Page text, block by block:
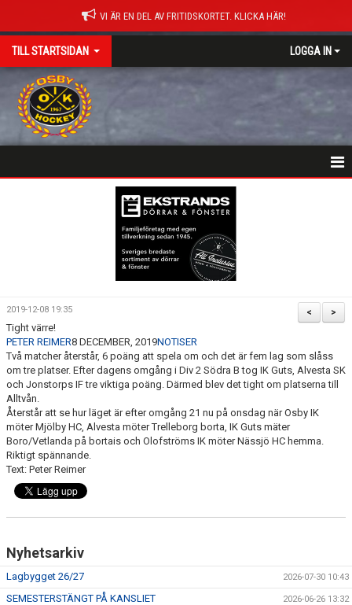
VI ÄR EN DEL AV FRITIDSKORTET. KLICKA HÄR!
TILL STARTSIDAN LOGGA IN
DOKUMENT
OSBY 50 ÅR URKLIPP
MEDLEMMAR
>
<
2019-12-08 19:35
Tight värre!
PETER REIMER8 DECEMBER, 2019NOTISER
Två matcher återstår, 6 poäng att spela om och det är fem lag som slåss
om tre platser. Efter dagens omgång i Div 2 Södra B tog IK Guts, Alvesta SK
och Jonstorps IF tre viktiga poäng. Därmed blev det tight om platserna till
Alltvån.
Återstår att se hur läget är efter omgång 21 nu på onsdag när Osby IK
möter Mjölby HC, Alvesta möter Trelleborg borta, IK Guts mäter
Boro/Vetlanda på bortais och Olofströms IK möter Nässjö HC hemma.
Riktigt spännande.
Text: Peter Reimer
Nyhetsarkiv
Lagbygget 26/27 2026-07-30 10:43
SEMESTERSTÄNGT PÅ KANSLIET 2026-06-26 13:32